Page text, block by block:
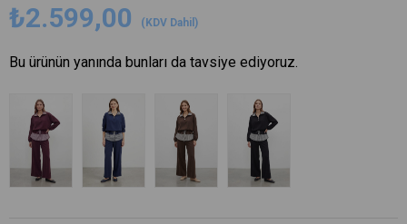
₺2.599,00 (KDV Dahil)
Bu ürünün yanında bunları da tavsiye ediyoruz.